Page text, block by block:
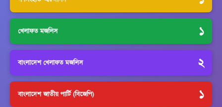
খেলাফত মজলিস ১
বাংলাদেশ খেলাফত মজলিস ২
বাংলাদেশ জাতীয় পার্টি (বিজেপি) ১